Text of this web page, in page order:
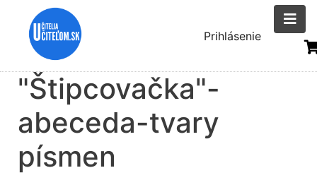
Menu
účtu
Prihlásenie
"Štipcovačka"-
abeceda-tvary
písmen